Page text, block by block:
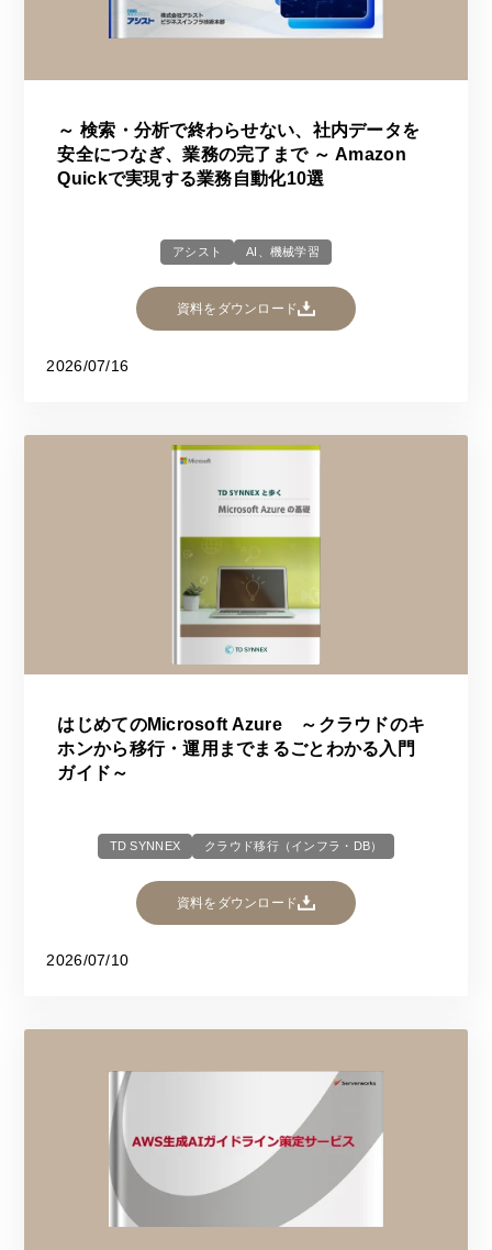
～ 検索・分析で終わらせない、社内データを
安全につなぎ、業務の完了まで ～ Amazon
Quickで実現する業務自動化10選
アシスト AI、機械学習
資料をダウンロード
2026/07/16
はじめてのMicrosoft Azure ～クラウドのキ
ホンから移行・運用までまるごとわかる入門
ガイド～
TD SYNNEX クラウド移行（インフラ・DB）
資料をダウンロード
2026/07/10